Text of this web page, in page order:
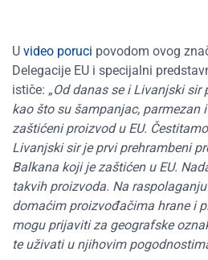
U video poruci povodom ovog
Delegacije EU i specijalni
ističe: „Od danas se i Livanjski
kao što su šampanjac, parmezan
zaštićeni proizvod u EU.
Livanjski sir je prvi prehrambeni
Balkana koji je zaštićen u EU.
takvih proizvoda. Na
domaćim proizvođačima hrane i
mogu prijaviti za geografske
te uživati u njihovim